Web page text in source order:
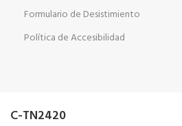
Formulario de Desistimiento
Política de Accesibilidad
C-TN2420